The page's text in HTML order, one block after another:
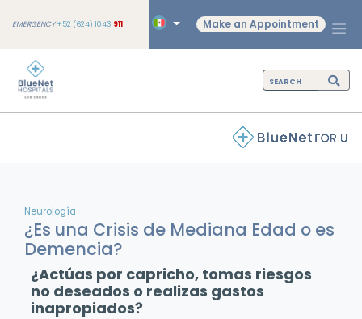
EMERGENCY+52 (624) 1043 911 Make an Appointment
Neurología
¿Es una Crisis de Mediana Edad o es
Demencia?
¿Actúas por capricho, tomas riesgos
no deseados o realizas gastos
inapropiados?